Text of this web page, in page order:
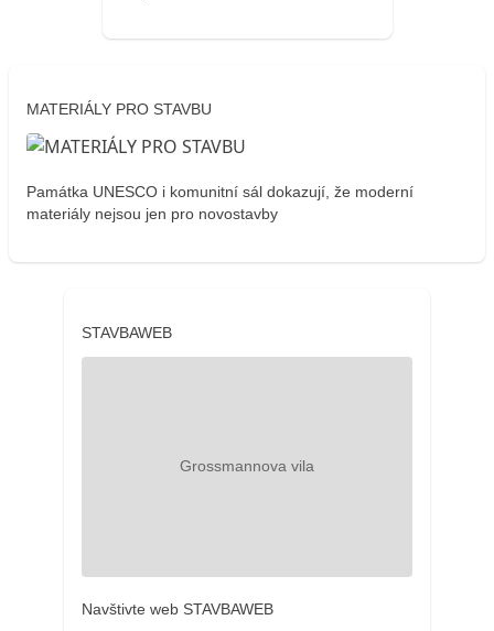
MATERIÁLY PRO STAVBU
Památka UNESCO i komunitní sál dokazují, že moderní
materiály nejsou jen pro novostavby
STAVBAWEB
Navštivte web STAVBAWEB